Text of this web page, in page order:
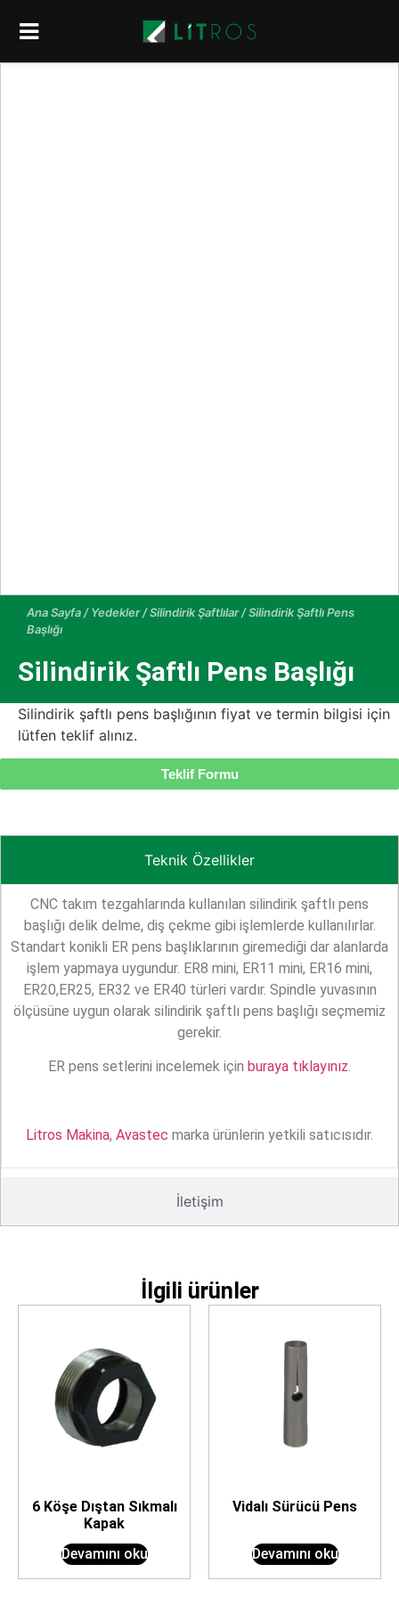
Ana Sayfa/Yedekler/Silindirik Şaftlılar/ Silindirik Şaftlı Pens
Başlığı
Silindirik Şaftlı Pens Başlığı
Silindirik şaftlı pens başlığının fiyat ve termin bilgisi için
lütfen teklif alınız.
Teklif Formu
Teknik Özellikler
İletişim
CNC takım tezgahlarında kullanılan silindirik şaftlı pens
başlığı delik delme, diş çekme gibi işlemlerde kullanılırlar.
Standart konikli ER pens başlıklarının giremediği dar alanlarda
işlem yapmaya uygundur. ER8 mini, ER11 mini, ER16 mini,
ER20,ER25, ER32 ve ER40 türleri vardır. Spindle yuvasının
ölçüsüne uygun olarak silindirik şaftlı pens başlığı seçmemiz
gerekir.
ER pens setlerini incelemek için buraya tıklayınız.
Litros Makina, Avastec marka ürünlerin yetkili satıcısıdır.
İlgili ürünler
6 Köşe Dıştan Sıkmalı
Kapak
Devamını oku
Vidalı Sürücü Pens
Devamını oku